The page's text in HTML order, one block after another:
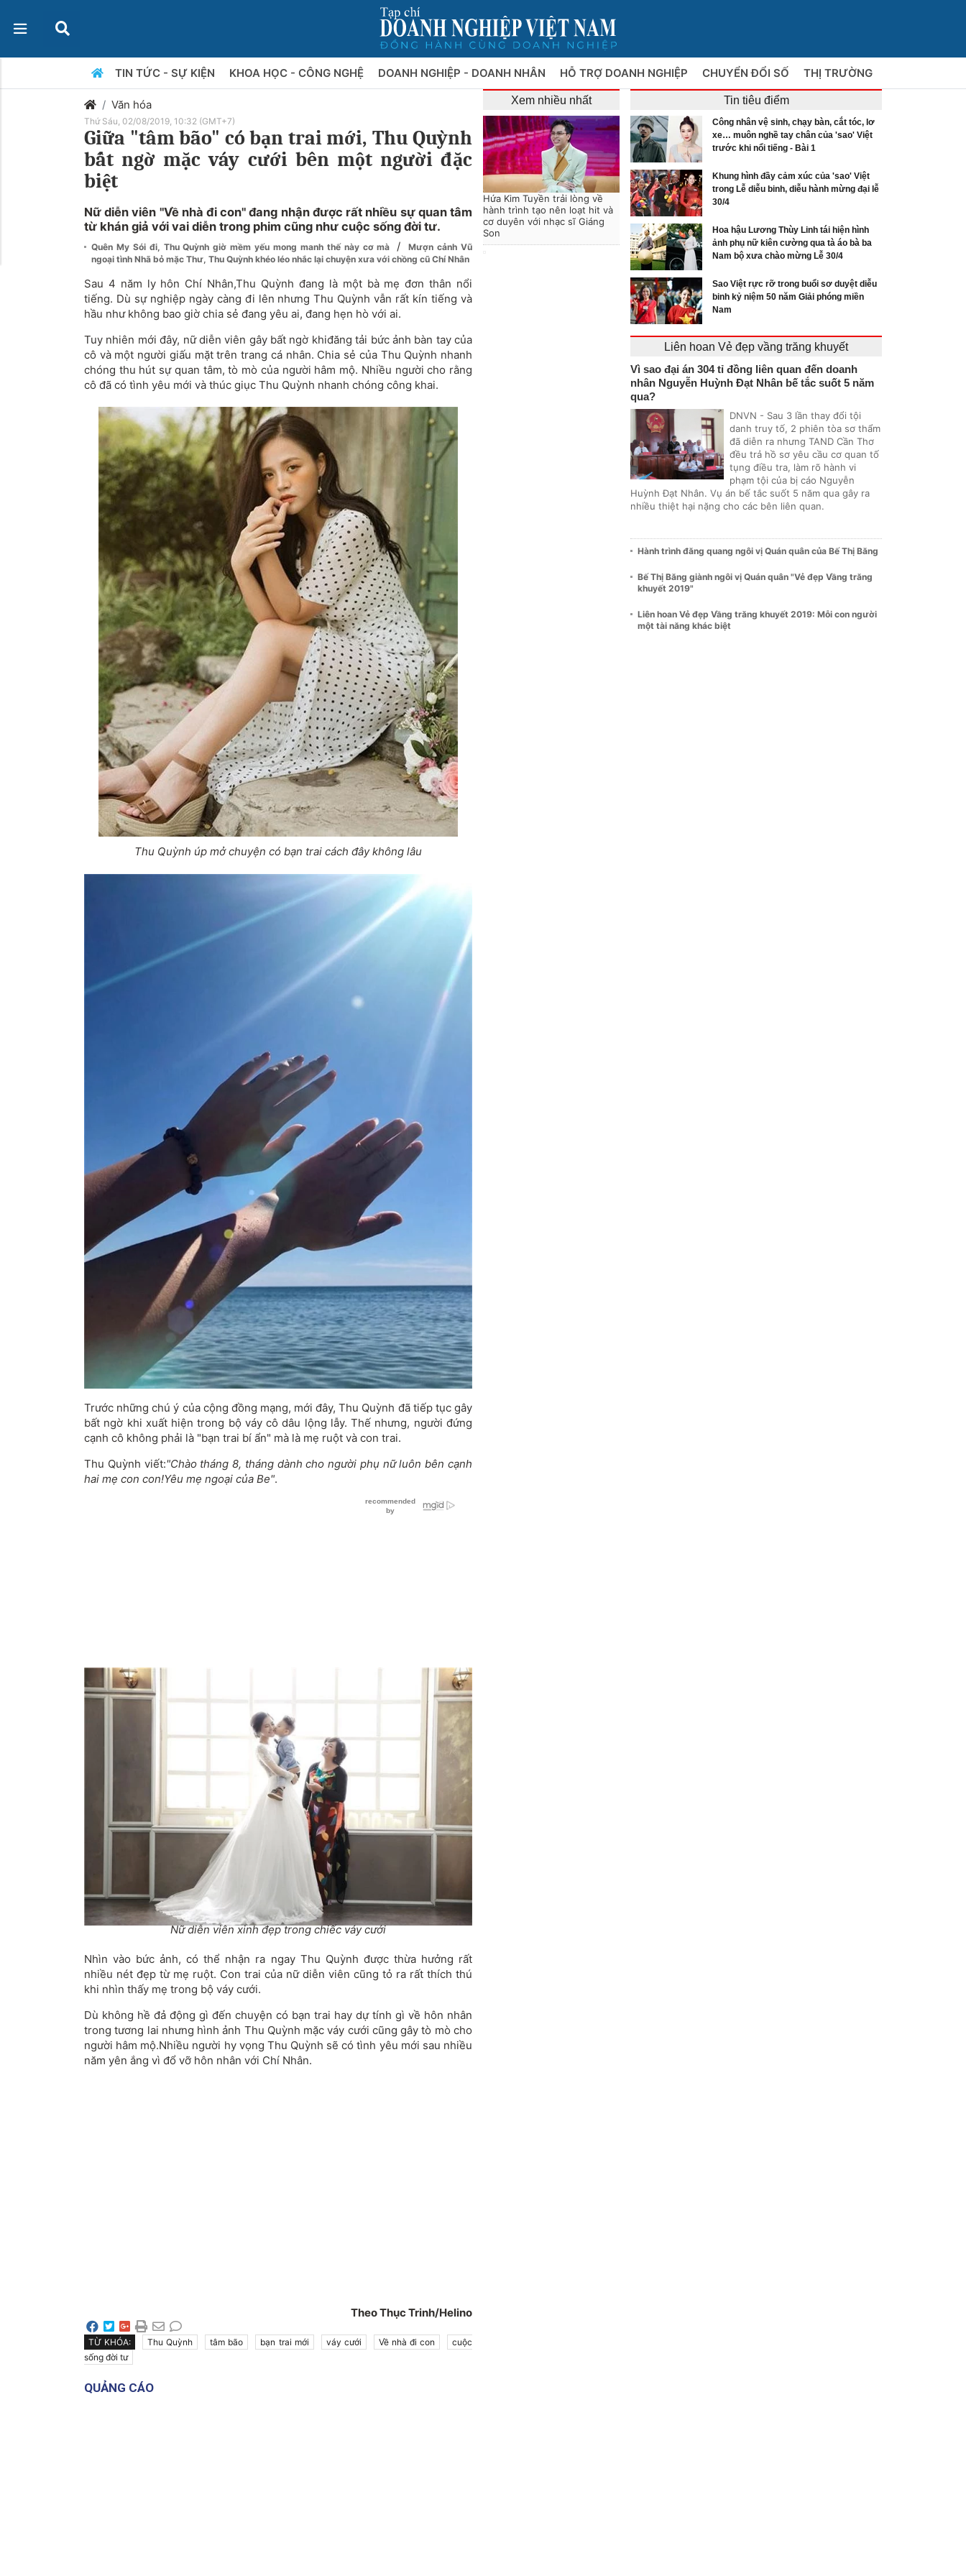
TIN TỨC - SỰ KIỆN KHOA HỌC - CÔNG NGHỆ DOANH NGHIỆP - DOANH NHÂN HỖ TRỢ DOANH NGHIỆP CHUYỂN ĐỔI SỐ THỊ TRƯỜNG
Văn hóa
Thứ Sáu, 02/08/2019, 10:32 (GMT+7)
Giữa "tâm bão" có bạn trai mới, Thu Quỳnh
bất ngờ mặc váy cưới bên một người đặc
biệt
Nữ diễn viên "Về nhà đi con" đang nhận được rất nhiều sự quan tâm
từ khán giả với vai diễn trong phim cũng như cuộc sống đời tư.
Quên My Sói đi, Thu Quỳnh giờ mềm yếu mong manh thế này cơ mà /
Mượn cảnh Vũ
ngoại tình Nhã bỏ mặc Thư, Thu Quỳnh khéo léo nhắc lại chuyện xưa với chồng cũ Chí Nhân
Sau 4 năm ly hôn Chí Nhân,Thu Quỳnh đang là một bà mẹ đơn thân nổi
tiếng. Dù sự nghiệp ngày càng đi lên nhưng Thu Quỳnh vẫn rất kín tiếng và
hầu như không bao giờ chia sẻ đang yêu ai, đang hẹn hò với ai.
Tuy nhiên mới đây, nữ diễn viên gây bất ngờ khiđăng tải bức ảnh bàn tay của
cô và một người giấu mặt trên trang cá nhân. Chia sẻ của Thu Quỳnh nhanh
chóng thu hút sự quan tâm, tò mò của người hâm mộ. Nhiều người cho rằng
cô đã có tình yêu mới và thúc giục Thu Quỳnh nhanh chóng công khai.
Thu Quỳnh úp mở chuyện có bạn trai cách đây không lâu
Trước những chú ý của cộng đồng mạng, mới đây, Thu Quỳnh đã tiếp tục gây
bất ngờ khi xuất hiện trong bộ váy cô dâu lộng lẫy. Thế nhưng, người đứng
cạnh cô không phải là "bạn trai bí ẩn" mà là mẹ ruột và con trai.
Thu Quỳnh viết:"Chào tháng 8, tháng dành cho người phụ nữ luôn bên cạnh
hai mẹ con con!Yêu mẹ ngoại của Be".
Nữ diễn viên xinh đẹp trong chiếc váy cưới
Nhìn vào bức ảnh, có thể nhận ra ngay Thu Quỳnh được thừa hưởng rất
nhiều nét đẹp từ mẹ ruột. Con trai của nữ diễn viên cũng tỏ ra rất thích thú
khi nhìn thấy mẹ trong bộ váy cưới.
Dù không hề đả động gì đến chuyện có bạn trai hay dự tính gì về hôn nhân
trong tương lai nhưng hình ảnh Thu Quỳnh mặc váy cưới cũng gây tò mò cho
người hâm mộ.Nhiều người hy vọng Thu Quỳnh sẽ có tình yêu mới sau nhiều
năm yên ắng vì đổ vỡ hôn nhân với Chí Nhân.
Theo Thục Trinh/Helino
TỪ KHÓA: Thu Quỳnh tâm bão bạn trai mới váy cưới Về nhà đi con
cuộc
sống đời tư
QUẢNG CÁO
Xem nhiều nhất
Hứa Kim Tuyền trải lòng về
hành trình tạo nên loạt hit và
cơ duyên với nhạc sĩ Giáng
Son
Tin tiêu điểm
Công nhân vệ sinh, chạy bàn, cắt tóc, lơ
xe… muôn nghề tay chân của 'sao' Việt
trước khi nổi tiếng - Bài 1
Khung hình đầy cảm xúc của 'sao' Việt
trong Lễ diễu binh, diễu hành mừng đại lễ
30/4
Hoa hậu Lương Thùy Linh tái hiện hình
ảnh phụ nữ kiên cường qua tà áo bà ba
Nam bộ xưa chào mừng Lễ 30/4
Sao Việt rực rỡ trong buổi sơ duyệt diễu
binh kỷ niệm 50 năm Giải phóng miền
Nam
Liên hoan Vẻ đẹp vầng trăng khuyết
Vì sao đại án 304 tỉ đồng liên quan đến doanh
nhân Nguyễn Huỳnh Đạt Nhân bế tắc suốt 5 năm
qua?
DNVN - Sau 3 lần thay đổi tội
danh truy tố, 2 phiên tòa sơ thẩm
đã diễn ra nhưng TAND Cần Thơ
đều trả hồ sơ yêu cầu cơ quan tố
tụng điều tra, làm rõ hành vi
phạm tội của bị cáo Nguyễn
Huỳnh Đạt Nhân. Vụ án bế tắc suốt 5 năm qua gây ra
nhiều thiệt hại nặng cho các bên liên quan.
Hành trình đăng quang ngôi vị Quán quân của Bế Thị Băng
Bế Thị Băng giành ngôi vị Quán quân "Vẻ đẹp Vầng trăng
khuyết 2019"
Liên hoan Vẻ đẹp Vầng trăng khuyết 2019: Mỗi con người
một tài năng khác biệt